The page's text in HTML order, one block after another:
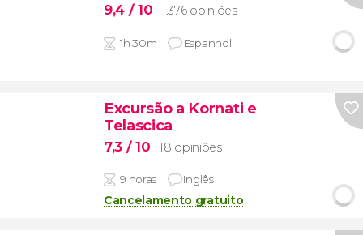
9,4 / 10 1.376 opiniões
1h 30m Espanhol
Excursão a Kornati e
Telascica
7,3 / 10 18 opiniões
9 horas Inglês
Cancelamento gratuito